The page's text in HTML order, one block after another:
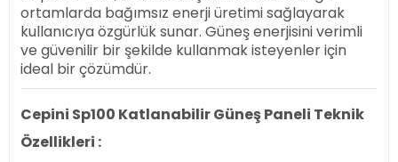
ortamlarda bağımsız enerji üretimi sağlayarak
kullanıcıya özgürlük sunar. Güneş enerjisini verimli
ve güvenilir bir şekilde kullanmak isteyenler için
ideal bir çözümdür.
Cepini Sp100 Katlanabilir Güneş Paneli Teknik
Özellikleri :